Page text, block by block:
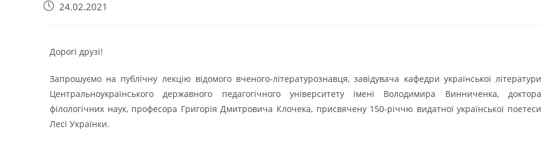
24.02.2021
Дорогі друзі!
Запрошуємо на публічну лекцію відомого вченого-літературознавця, завідувача кафедри української літератури
Центральноукраїнського державного педагогічного університету імені Володимира Винниченка, доктора
філологічних наук, професора Григорія Дмитровича Клочека, присвячену 150-річчю видатної української поетеси
Лесі Українки.